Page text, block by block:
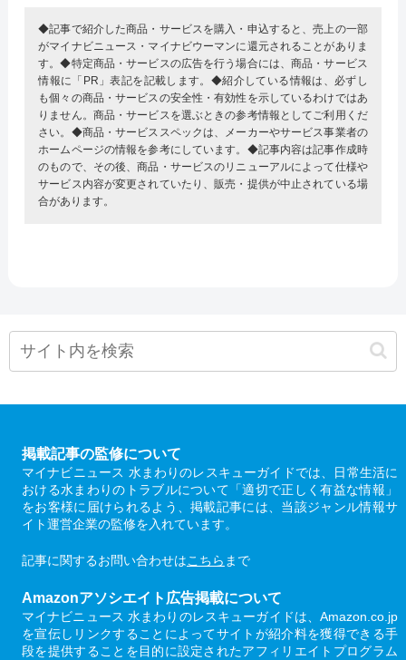
◆記事で紹介した商品・サービスを購入・申込すると、売上の一部
がマイナビニュース・マイナビウーマンに還元されることがありま
す。◆特定商品・サービスの広告を行う場合には、商品・サービス
情報に「PR」表記を記載します。◆紹介している情報は、必ずし
も個々の商品・サービスの安全性・有効性を示しているわけではあ
りません。商品・サービスを選ぶときの参考情報としてご利用くだ
さい。◆商品・サービススペックは、メーカーやサービス事業者の
ホームページの情報を参考にしています。◆記事内容は記事作成時
のもので、その後、商品・サービスのリニューアルによって仕様や
サービス内容が変更されていたり、販売・提供が中止されている場
合があります。
掲載記事の監修について
マイナビニュース 水まわりのレスキューガイドでは、日常生活に
おける水まわりのトラブルについて「適切で正しく有益な情報」
をお客様に届けられるよう、掲載記事には、当該ジャンル情報サ
イト運営企業の監修を入れています。
記事に関するお問い合わせはこちら まで
Amazonアソシエイト広告掲載について
マイナビニュース 水まわりのレスキューガイドは、Amazon.co.jp
を宣伝しリンクすることによってサイトが紹介料を獲得できる手
段を提供することを目的に設定されたアフィリエイトプログラム